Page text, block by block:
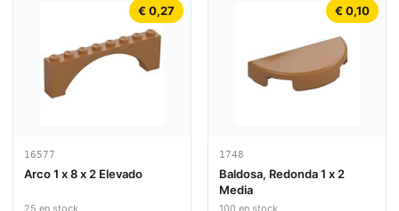
€ 0,27
16577
Arco 1 x 8 x 2 Elevado
25 en stock
€ 0,10
1748
Baldosa, Redonda 1 x 2
Media
100 en stock